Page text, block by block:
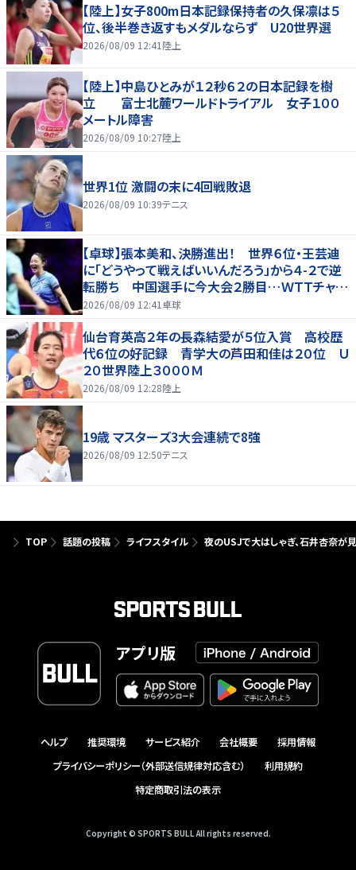
【陸上】女子800m日本記録保持者の久保凛は５
位、後半巻き返すもメダルならず U20世界選
2026/08/09 12:41 陸上
【陸上】中島ひとみが１２秒６２の日本記録を樹
立 富士北麓ワールドトライアル 女子１００
メートル障害
2026/08/09 10:27陸上
世界1位 激闘の末に4回戦敗退
2026/08/09 10:39テニス
【卓球】張本美和、決勝進出！ 世界６位・王芸迪
に「どうやって戦えばいいんだろう」から４-２で逆
転勝ち 中国選手に今大会２勝目…ＷＴＴチャン
ピオンズ横浜
2026/08/09 12:41 卓球
仙台育英高２年の長森結愛が５位入賞 高校歴
代６位の好記録 青学大の芦田和佳は２０位 Ｕ
２０世界陸上３０００Ｍ
2026/08/09 12:28陸上
19歳 マスターズ3大会連続で8強
2026/08/09 12:50テニス
TOP 話題の投稿 ライフスタイル 夜のUSJで大はしゃぎ、石井杏奈が
アプリ版
ヘルプ 推奨環境 サービス紹介 会社概要
採用情報
プライバシーポリシー（外部送信規律対応含む）
利用規約
特定商取引法の表示
Copyright © SPORTS BULL All rights reserved.